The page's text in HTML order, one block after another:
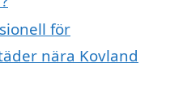
för
nära Kovland